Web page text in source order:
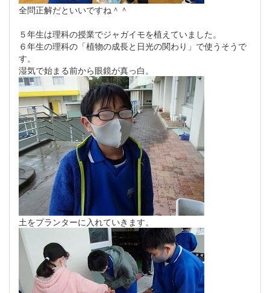
全問正解だといいですね＾＾
５年生は理科の授業でジャガイモを植えていました。
６年生の理科の「植物の成長と日光の関わり」で使うそうで
す。
湿気で始まる前から眼鏡が真っ白。
土をプランターに入れていきます。